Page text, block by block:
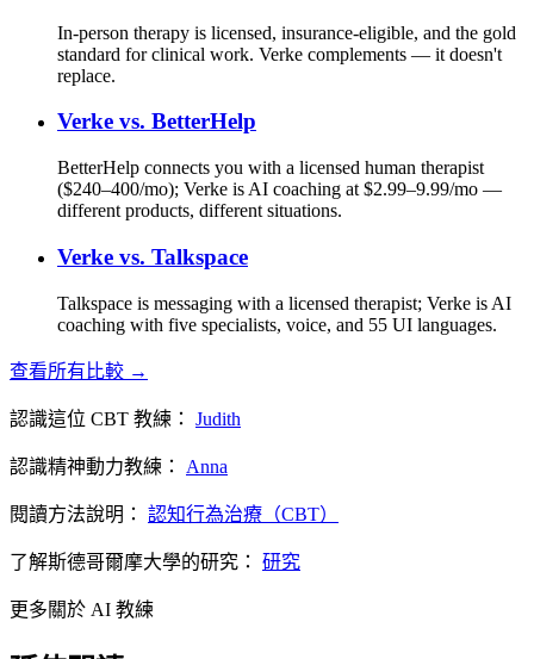
In-person therapy is licensed, insurance-eligible, and the gold
standard for clinical work. Verke complements — it doesn't
replace.
Verke vs. BetterHelp
BetterHelp connects you with a licensed human therapist
($240–400/mo); Verke is AI coaching at $2.99–9.99/mo —
different products, different situations.
Verke vs. Talkspace
Talkspace is messaging with a licensed therapist; Verke is AI
coaching with five specialists, voice, and 55 UI languages.
查看所有比較 →
認識這位 CBT 教練： Judith
認識精神動力教練： Anna
閱讀方法說明： 認知行為治療（CBT）
了解斯德哥爾摩大學的研究： 研究
更多關於 AI 教練